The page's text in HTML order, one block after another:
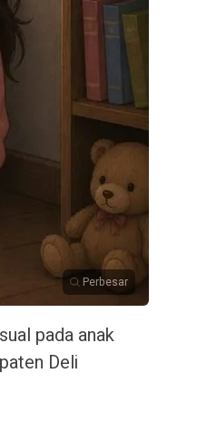
Perbesar
pada anak
Deli